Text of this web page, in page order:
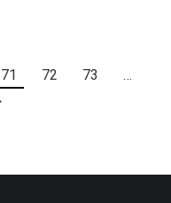
71 72 73
…